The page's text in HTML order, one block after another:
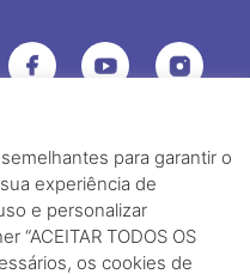
Jaci Paraná – Porto Velho
para garantir o
experiência de
e personalizar
“ACEITAR TODOS OS
os cookies de